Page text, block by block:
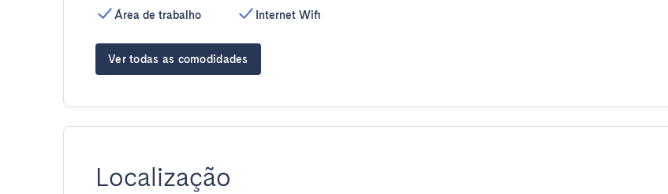
Área de trabalho
Internet Wifi
Ver todas as comodidades
Localização